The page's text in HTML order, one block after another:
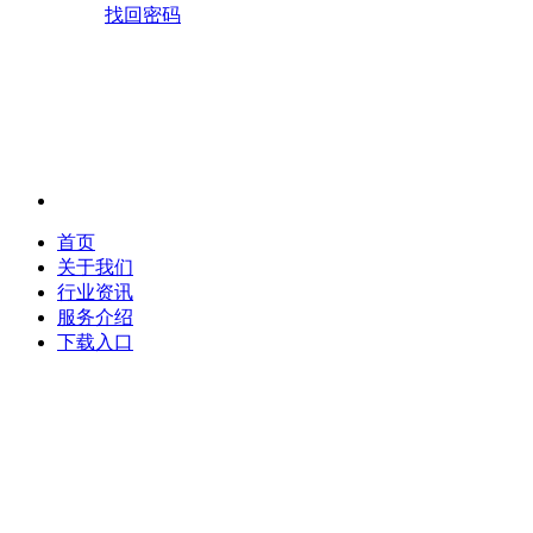
找回密码
首页
关于我们
行业资讯
服务介绍
下载入口